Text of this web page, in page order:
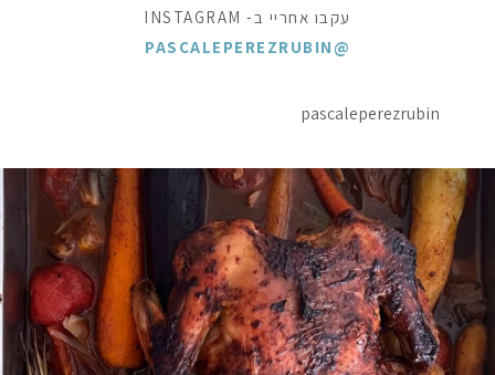
עקבו אחריי ב- INSTAGRAM
@PASCALEPEREZRUBIN
pascaleperezrubin